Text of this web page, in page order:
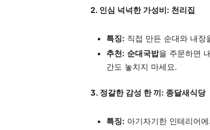
2. 인심 넉넉한 가성비: 천리집
특징: 직접 만든 순대와 내장
추천: 순대국밥을 주문하면
간도 놓치지 마세요.
3. 정갈한 감성 한 끼: 종달새식당
특징: 아기자기한 인테리어